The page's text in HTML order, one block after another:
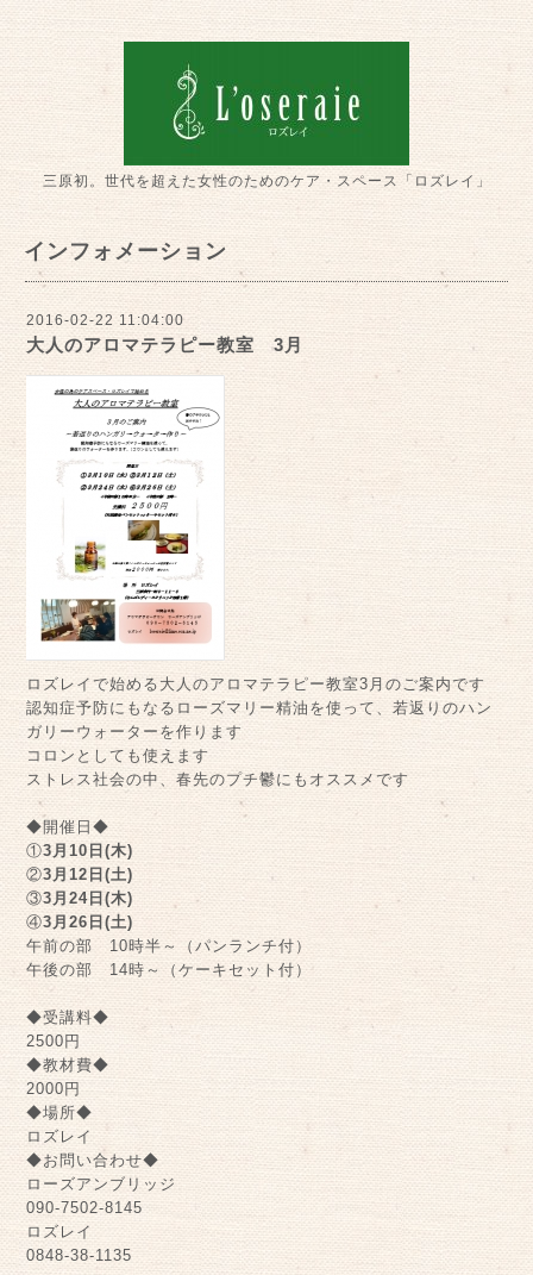
三原初。世代を超えた女性のためのケア・スペース「ロズレイ」
インフォメーション
2016-02-22 11:04:00
大人のアロマテラピー教室 3月
ロズレイで始める大人のアロマテラピー教室3月のご案内です
認知症予防にもなるローズマリー精油を使って、若返りのハン
ガリーウォーターを作ります
コロンとしても使えます
ストレス社会の中、春先のプチ鬱にもオススメです
◆開催日◆
①3月10日(木)
②3月12日(土)
③3月24日(木)
④3月26日(土)
午前の部 10時半～（パンランチ付）
午後の部 14時～（ケーキセット付）
◆受講料◆
2500円
◆教材費◆
2000円
◆場所◆
ロズレイ
◆お問い合わせ◆
ローズアンブリッジ
090-7502-8145
ロズレイ
0848-38-1135